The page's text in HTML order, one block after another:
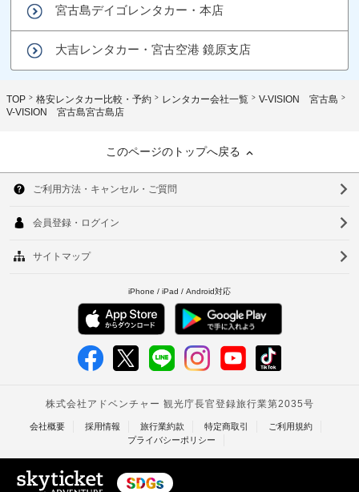
宮古島デイゴレンタカー・本店
大吉レンタカー・宮古空港 鏡原支店
TOP 格安レンタカー比較・予約 レンタカー会社一覧
V-VISION 宮古島
V-VISION 宮古島宮古島店
このページのトップへ戻る